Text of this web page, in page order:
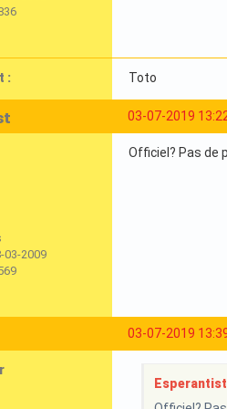
: Toto
03-07-2019
03-2009
Officiel? Pas de
03-07-2019